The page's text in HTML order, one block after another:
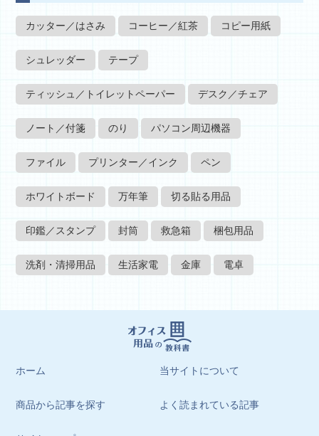
カッター／はさみ コーヒー／紅茶 コピー用紙
シュレッダー テープ
ティッシュ／トイレットペーパー デスク／チェア
ノート／付箋 のり パソコン周辺機器
ファイル プリンター／インク ペン
ホワイトボード 万年筆 切る貼る用品
印鑑／スタンプ 封筒 救急箱 梱包用品
洗剤・清掃用品 生活家電 金庫 電卓
ホーム 当サイトについて
商品から記事を探す よく読まれている記事